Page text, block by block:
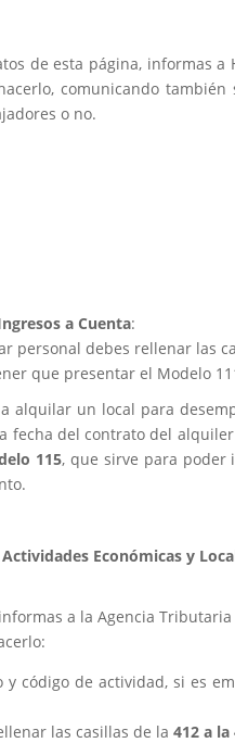
de esta página, informas
comunicando
o no.
a Cuenta:
personal debes rellenar las
que presentar el Modelo
alquilar un local para
fecha del contrato del
115, que sirve para
Económicas y
a la Agencia
y código de actividad, si es
las casillas de la412 a la